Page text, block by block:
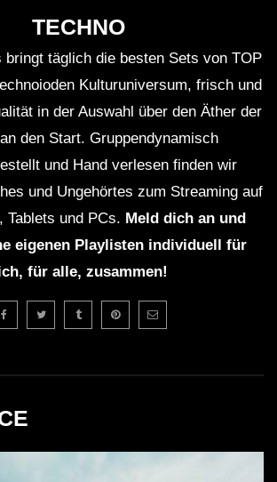
TECHNO
bringt täglich die besten Sets von TOP
Kulturuniversum, frisch und
in der Auswahl über den Äther der
den Start. Gruppendynamisch
und Hand verlesen finden wir
und Ungehörtes zum Streaming auf
Tablets und PCs. Meld dich an und
eigenen Playlisten individuell für
für alle, zusammen!